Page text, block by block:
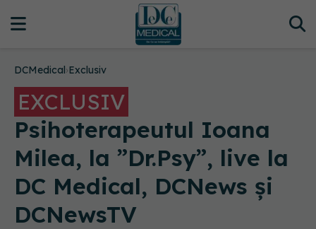
DCMedical›Exclusiv
EXCLUSIV
Psihoterapeutul Ioana
Milea, la ”Dr.Psy”, live la
DC Medical, DCNews și
DCNewsTV